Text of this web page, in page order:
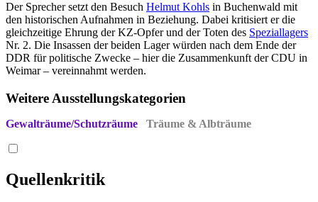
Der Sprecher setzt den Besuch Helmut Kohls in Buchenwald mit
den historischen Aufnahmen in Beziehung. Dabei kritisiert er die
gleichzeitige Ehrung der KZ-Opfer und der Toten des Speziallagers
Nr. 2. Die Insassen der beiden Lager würden nach dem Ende der
DDR für politische Zwecke – hier die Zusammenkunft der CDU in
Weimar – vereinnahmt werden.
Weitere Ausstellungskategorien
Gewalträume/Schutzräume Träume & Albträume
Quellenkritik